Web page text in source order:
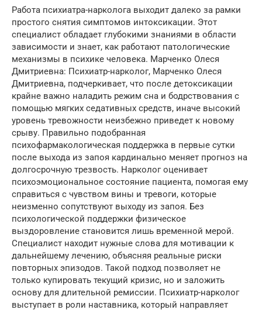
Работа психиатра-нарколога выходит далеко за рамки
простого снятия симптомов интоксикации. Этот
специалист обладает глубокими знаниями в области
зависимости и знает, как работают патологические
механизмы в психике человека. Марченко Олеся
Дмитриевна: Психиатр-нарколог, Марченко Олеся
Дмитриевна, подчеркивает, что после детоксикации
крайне важно наладить режим сна и бодрствования с
помощью мягких седативных средств, иначе высокий
уровень тревожности неизбежно приведет к новому
срыву. Правильно подобранная
психофармакологическая поддержка в первые сутки
после выхода из запоя кардинально меняет прогноз на
долгосрочную трезвость. Нарколог оценивает
психоэмоциональное состояние пациента, помогая ему
справиться с чувством вины и тревоги, которые
неизменно сопутствуют выходу из запоя. Без
психологической поддержки физическое
выздоровление становится лишь временной мерой.
Специалист находит нужные слова для мотивации к
дальнейшему лечению, объясняя реальные риски
повторных эпизодов. Такой подход позволяет не
только купировать текущий кризис, но и заложить
основу для длительной ремиссии. Психиатр-нарколог
выступает в роли наставника, который направляет